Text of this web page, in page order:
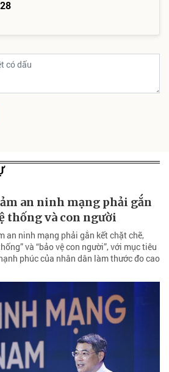
an ninh mạng phải gắn
thống và con người
an ninh mạng phải gắn kết chặt chẽ,
và “bảo vệ con người”, với mục tiêu
phúc của nhân dân làm thước đo cao